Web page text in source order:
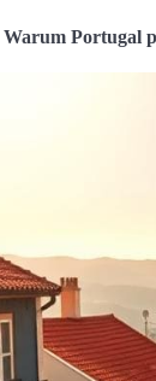
Warum Portugal